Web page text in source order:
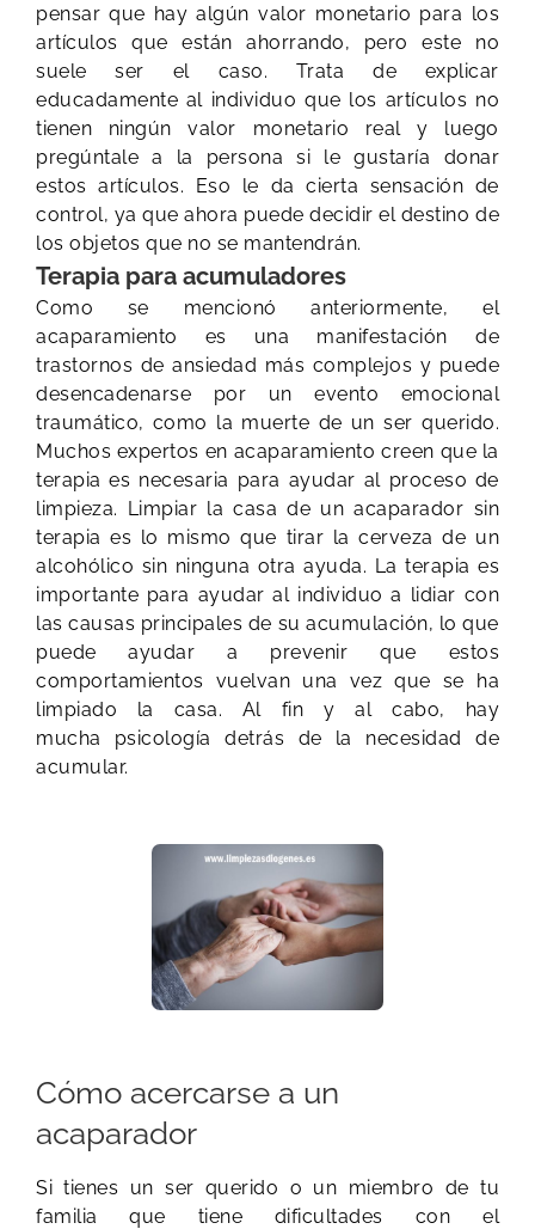
pensar que hay algún valor monetario para los
artículos que están ahorrando, pero este no
suele ser el caso. Trata de explicar
educadamente al individuo que los artículos no
tienen ningún valor monetario real y luego
pregúntale a la persona si le gustaría donar
estos artículos. Eso le da cierta sensación de
control, ya que ahora puede decidir el destino de
los objetos que no se mantendrán.
Terapia para acumuladores
Como se mencionó anteriormente, el
acaparamiento es una manifestación de
trastornos de ansiedad más complejos y puede
desencadenarse por un evento emocional
traumático, como la muerte de un ser querido.
Muchos expertos en acaparamiento creen que la
terapia es necesaria para ayudar al proceso de
limpieza. Limpiar la casa de un acaparador sin
terapia es lo mismo que tirar la cerveza de un
alcohólico sin ninguna otra ayuda. La terapia es
importante para ayudar al individuo a lidiar con
las causas principales de su acumulación, lo que
puede ayudar a prevenir que estos
comportamientos vuelvan una vez que se ha
limpiado la casa. Al fin y al cabo, hay
mucha psicología detrás de la necesidad de
acumular.
Cómo acercarse a un
acaparador
Si tienes un ser querido o un miembro de tu
familia que tiene dificultades con el